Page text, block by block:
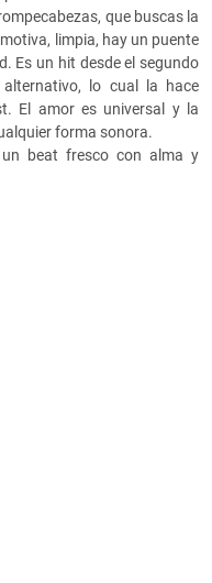
que buscas la
limpia, hay un puente
Es un hit desde el segundo
lo cual la hace
El amor es universal y la
forma sonora.
beat fresco con alma y